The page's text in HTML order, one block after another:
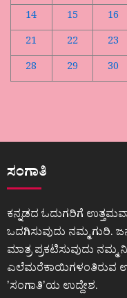
14
15 16
21
22 23
28
29 30
ಸಂಗಾತಿ
ಕನ್ನಡದ ಓದುಗರಿಗೆ
ಒದಗಿಸುವುದು ನಮ್ಮ ಗುರಿ.
ಮಾತ್ರ ಪ್ರಕಟಿಸುವುದು ನಮ್ಮ
ಎಲೆಮರೆಕಾಯಿಗಳಂತಿರುವ
ʼಸಂಗಾತಿʼಯ ಉದ್ದೇಶ.